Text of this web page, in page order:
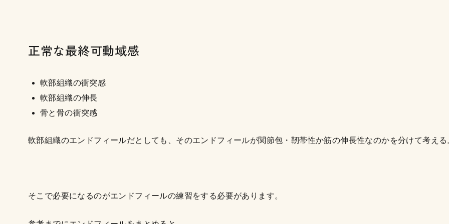
正常な最終可動域感
軟部組織の衝突感
軟部組織の伸長
骨と骨の衝突感
軟部組織のエンドフィールだとしても、そのエンドフィールが関節包・靭帯性か筋の伸長性なのかを分けて考える
そこで必要になるのがエンドフィールの練習をする必要があります。